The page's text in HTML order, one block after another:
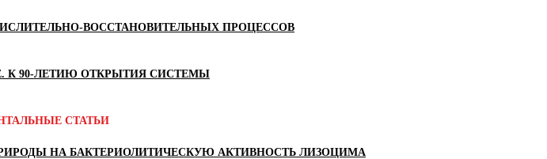
ВОССТАНОВИТЕЛЬНЫХ ПРОЦЕССОВ
К 90-ЛЕТИЮ ОТКРЫТИЯ СИСТЕМЫ
СТАТЬИ
НА БАКТЕРИОЛИТИЧЕСКУЮ АКТИВНОСТЬ ЛИЗОЦИМА